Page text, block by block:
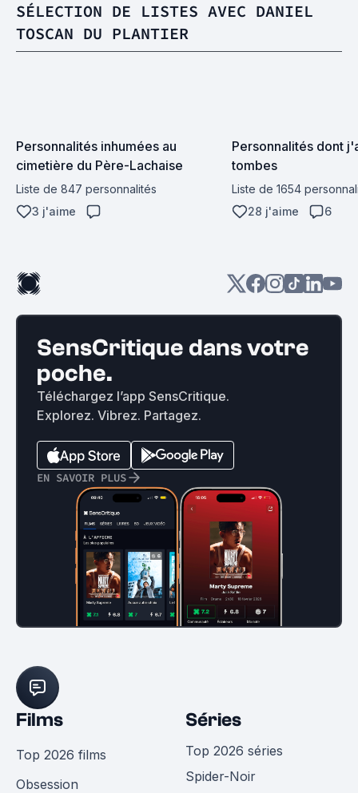
SÉLECTION DE LISTES AVEC DANIEL
TOSCAN DU PLANTIER
Personnalités inhumées au
cimetière du Père-Lachaise
Liste de 847 personnalités
3 j'aime
Personnalités dont
tombes
Liste de 1654
28 j'aime
6
SensCritique dans votre
poche.
Téléchargez l’app SensCritique.
Explorez. Vibrez. Partagez.
EN SAVOIR PLUS
Films
Top 2026 films
Obsession
Séries
Top 2026 séries
Spider-Noir